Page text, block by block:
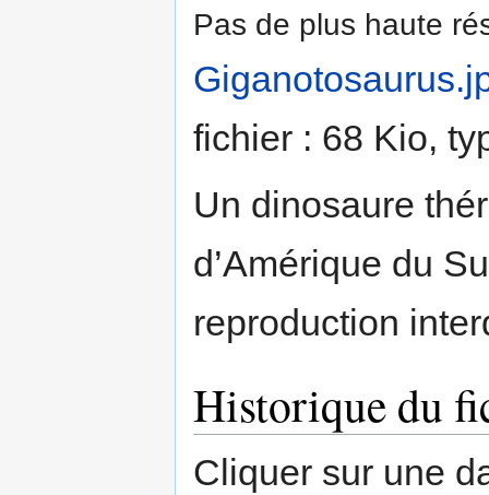
Pas de plus haute
fichier : 68 Kio,
Un dinosaure
d’Amérique du
reproduction
Historique du
Cliquer sur une